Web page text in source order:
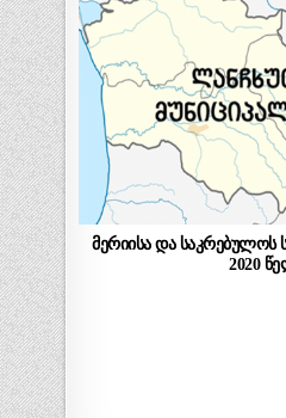
მერიისა და საკრებულოს
2020